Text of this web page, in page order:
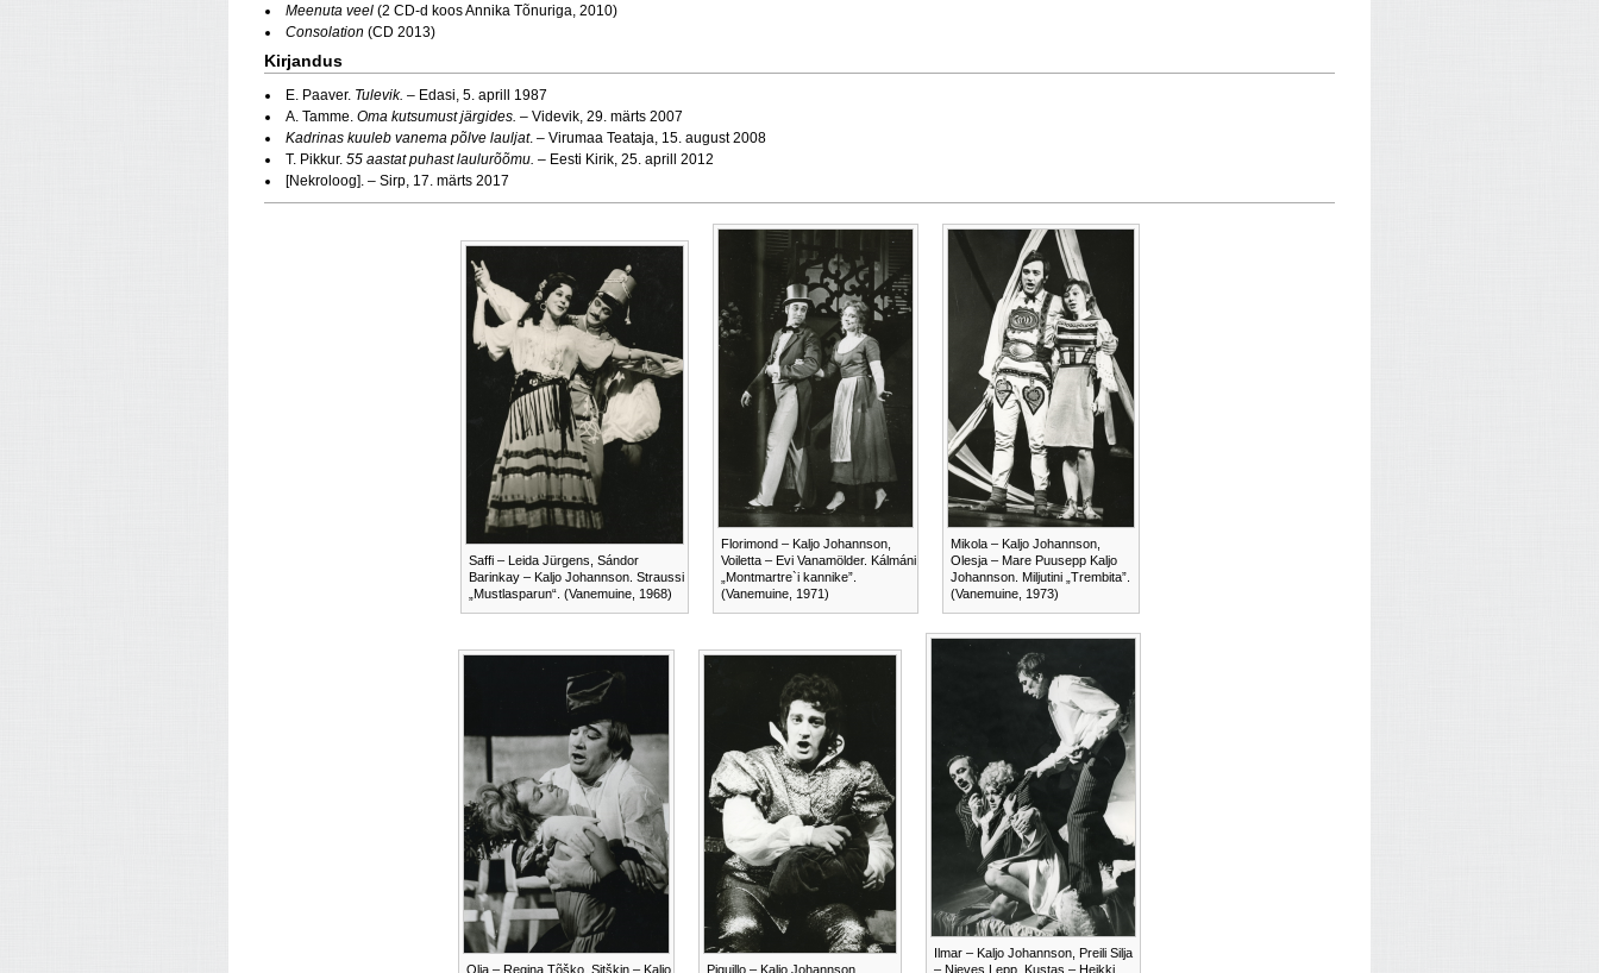
Meenuta veel (2 CD-d koos Annika Tõnuriga, 2010)
Consolation (CD 2013)
Kirjandus
E. Paaver. Tulevik. – Edasi, 5. aprill 1987
A. Tamme. Oma kutsumust järgides. – Videvik, 29. märts 2007
Kadrinas kuuleb vanema põlve lauljat. – Virumaa Teataja, 15. august 2008
T. Pikkur. 55 aastat puhast laulurõõmu. – Eesti Kirik, 25. aprill 2012
[Nekroloog]. – Sirp, 17. märts 2017
Saffi – Leida Jürgens, Sándor
Barinkay – Kaljo Johannson. Straussi
„Mustlasparun“. (Vanemuine, 1968)
Florimond – Kaljo Johannson,
Voiletta – Evi Vanamölder. Kálmáni
„Montmartre`i kannike”.
(Vanemuine, 1971)
Mikola – Kaljo Johannson,
Olesja – Mare Puusepp Kaljo
Johannson. Miljutini „Trembita”.
(Vanemuine, 1973)
Olja – Regina Tõško, Sitškin – Kaljo Piquillo – Kaljo Johannson.
Ilmar – Kaljo Johannson, Preili Silja
– Nieves Lepp, Kustas – Heikki